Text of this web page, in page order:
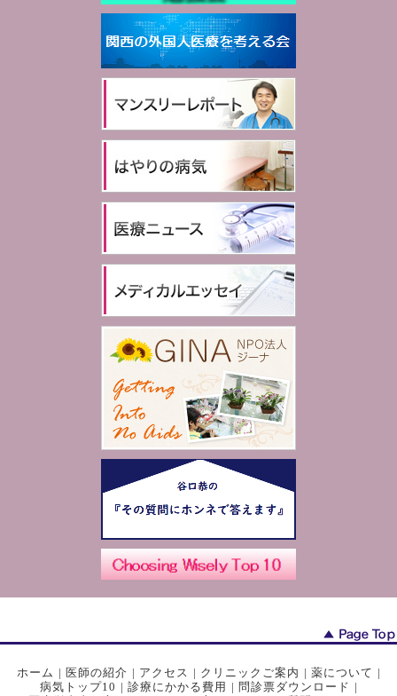
ホーム | 医師の紹介 | アクセス | クリニックご案内 | 薬について |
病気トップ10 | 診療にかかる費用 | 問診票ダウンロード |